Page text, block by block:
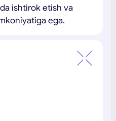
ishtirok etish va
ega.